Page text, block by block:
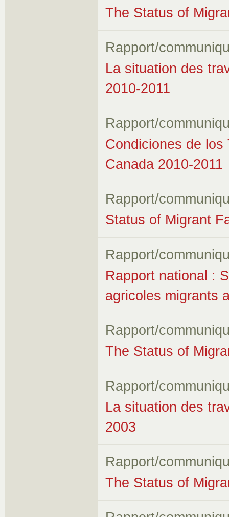
The Status of
Rapport/
La situation des
2010-2011
Rapport/
Condiciones de los
Canada 2010-2011
Rapport/
Status of Migrant
Rapport/
Rapport national :
agricoles migrants
Rapport/
The Status of
Rapport/
La situation des
2003
Rapport/
The Status of